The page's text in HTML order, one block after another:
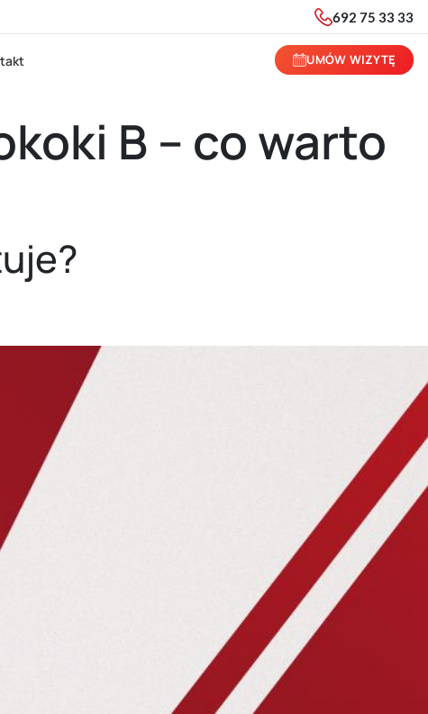
692 75 33 33
UMÓW WIZYTĘ
B – co warto